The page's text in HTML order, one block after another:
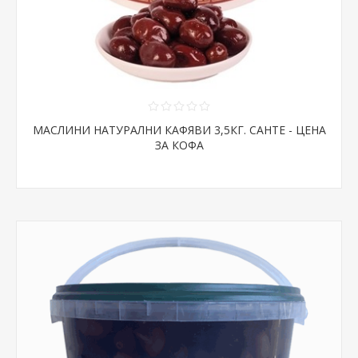
МАСЛИНИ НАТУРАЛНИ КАФЯВИ 3,5КГ. САНТЕ - ЦЕНА
ЗА КОФА